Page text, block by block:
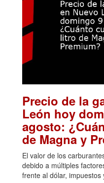
Precio de la
León hoy
agosto:
de Magna y
El valor de los
debido a múltiples
frente al dólar,